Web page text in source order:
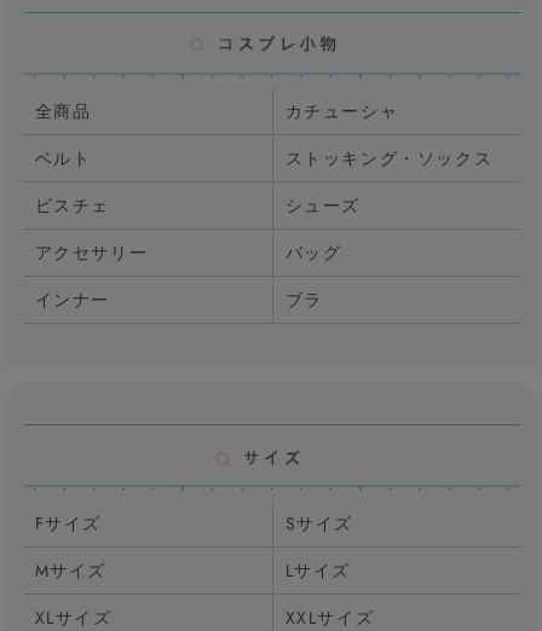
全商品
カチューシャ
ベルト
ストッキング・ソックス
ビスチェ
シューズ
アクセサリー
バッグ
インナー
ブラ
Fサイズ
Sサイズ
Mサイズ
Lサイズ
XLサイズ
XXLサイズ